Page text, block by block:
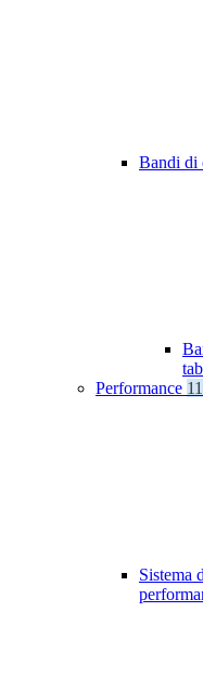
Bandi di
Performance 11
Sistema